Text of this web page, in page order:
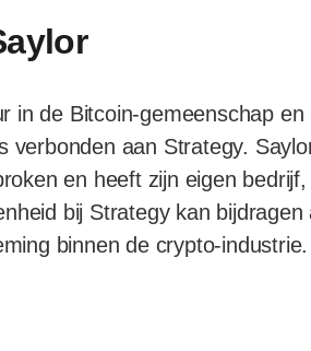
in de Bitcoin-gemeenschap
verbonden aan Strategy.
en heeft zijn eigen
bij Strategy kan bijdragen
binnen de crypto-industrie.